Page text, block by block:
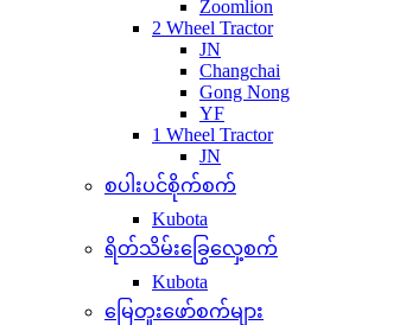
Zoomlion
2 Wheel Tractor
JN
Changchai
Gong Nong
YF
1 Wheel Tractor
JN
စပါးပင်စိုက်စက်
Kubota
ရိတ်သိမ်းခြွေလှေ့စက်
Kubota
မြေတူးဖော်စက်များ